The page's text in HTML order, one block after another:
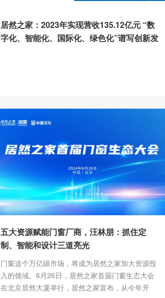
居然之家：2023年实现营收135.12亿元 “数
字化、智能化、国际化、绿色化”谱写创新发
五大资源赋能门窗厂商，汪林朋：抓住定
制、智能和设计三道亮光
门窗这个万亿级市场，将成为居然之家加大资源投
入的领域。6月26日，居然之家首届门窗生态大会
在北京居然大厦举行，居然之家宣布，从今年开